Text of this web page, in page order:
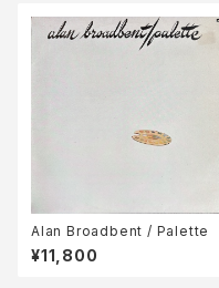
Alan Broadbent / Palette
¥11,800